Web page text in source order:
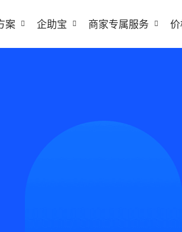
案 企助宝 商家专属服务